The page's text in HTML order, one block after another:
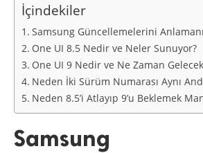
İçindekiler
Samsung Güncellemelerini
One UI 8.5 Nedir ve Neler Sunuyor?
One UI 9 Nedir ve Ne Zaman
Neden İki Sürüm Numarası Aynı
Neden 8.5’i Atlayıp 9’u Beklemek
Samsung